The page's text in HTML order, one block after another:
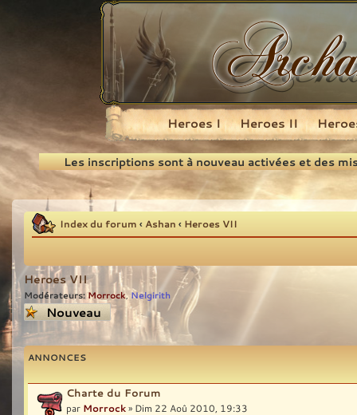
Recherche
Heroes I Heroes II
Les inscriptions sont à nouveau activées et des
Index du forum ‹ Ashan ‹ Heroes VII
Heroes VII
Modérateurs: Morrock, Nelgirith
Écrire un nouveau
sujet
ANNONCES
Charte du Forum
par Morrock» Dim 22 Aoû 2010, 19:33